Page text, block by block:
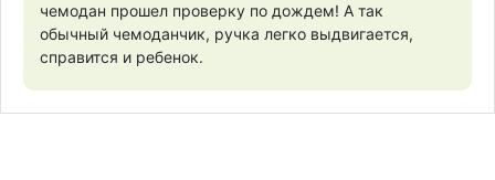
чемодан прошел проверку по дождем! А так
обычный чемоданчик, ручка легко выдвигается,
справится и ребенок.